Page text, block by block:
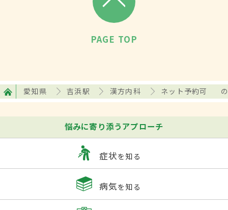
PAGE TOP
愛知県 吉浜駅 漢方内科 ネット予約可
悩みに寄り添うアプローチ
症状を知る
病気を知る